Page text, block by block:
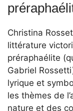
Christina
littérature
préraphaélite
Gabriel
lyrique et
les thèmes de
nature et des